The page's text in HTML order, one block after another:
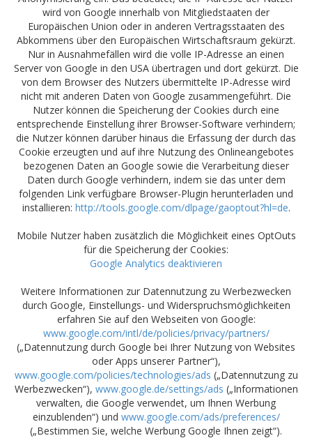
wird von Google innerhalb von Mitgliedstaaten der
Europäischen Union oder in anderen Vertragsstaaten des
Abkommens über den Europäischen Wirtschaftsraum gekürzt.
Nur in Ausnahmefällen wird die volle IP-Adresse an einen
Server von Google in den USA übertragen und dort gekürzt. Die
von dem Browser des Nutzers übermittelte IP-Adresse wird
nicht mit anderen Daten von Google zusammengeführt. Die
Nutzer können die Speicherung der Cookies durch eine
entsprechende Einstellung ihrer Browser-Software verhindern;
die Nutzer können darüber hinaus die Erfassung der durch das
Cookie erzeugten und auf ihre Nutzung des Onlineangebotes
bezogenen Daten an Google sowie die Verarbeitung dieser
Daten durch Google verhindern, indem sie das unter dem
folgenden Link verfügbare Browser-Plugin herunterladen und
installieren: http://tools.google.com/dlpage/gaoptout?hl=de.
Mobile Nutzer haben zusätzlich die Möglichkeit eines OptOuts
für die Speicherung der Cookies:
Google Analytics deaktivieren
Weitere Informationen zur Datennutzung zu Werbezwecken
durch Google, Einstellungs- und Widerspruchsmöglichkeiten
erfahren Sie auf den Webseiten von Google:
www.google.com/intl/de/policies/privacy/partners/
(„Datennutzung durch Google bei Ihrer Nutzung von Websites
oder Apps unserer Partner“),
www.google.com/policies/technologies/ads („Datennutzung zu
Werbezwecken“), www.google.de/settings/ads („Informationen
verwalten, die Google verwendet, um Ihnen Werbung
einzublenden“) und www.google.com/ads/preferences/
(„Bestimmen Sie, welche Werbung Google Ihnen zeigt“).